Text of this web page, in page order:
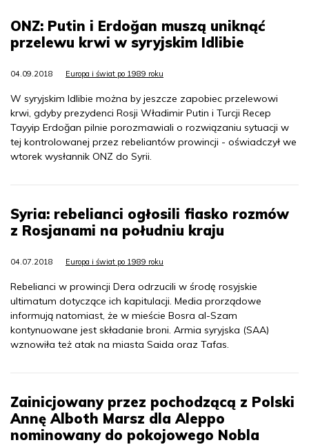
ONZ: Putin i Erdoğan muszą uniknąć
przelewu krwi w syryjskim Idlibie
04.09.2018 Europa i świat po 1989 roku
W syryjskim Idlibie można by jeszcze zapobiec przelewowi
krwi, gdyby prezydenci Rosji Władimir Putin i Turcji Recep
Tayyip Erdoğan pilnie porozmawiali o rozwiązaniu sytuacji w
tej kontrolowanej przez rebeliantów prowincji - oświadczył we
wtorek wysłannik ONZ do Syrii.
Syria: rebelianci ogłosili fiasko rozmów
z Rosjanami na południu kraju
04.07.2018 Europa i świat po 1989 roku
Rebelianci w prowincji Dera odrzucili w środę rosyjskie
ultimatum dotyczące ich kapitulacji. Media prorządowe
informują natomiast, że w mieście Bosra al-Szam
kontynuowane jest składanie broni. Armia syryjska (SAA)
wznowiła też atak na miasta Saida oraz Tafas.
Zainicjowany przez pochodzącą z Polski
Annę Alboth Marsz dla Aleppo
nominowany do pokojowego Nobla